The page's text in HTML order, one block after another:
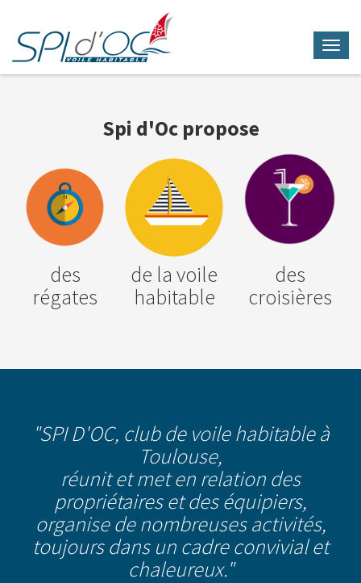
Aller
Spi d'Oc propose
des
régates
de la voile
habitable
des
croisières
"SPI D'OC, club de voile habitable à
Toulouse,
réunit et met en relation des
propriétaires et des équipiers,
organise de nombreuses activités,
toujours dans un cadre convivial et
chaleureux."